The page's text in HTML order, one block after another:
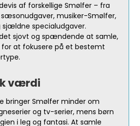
af forskellige Smølfer – fra
sæsonudgaver, musiker-Smølfer,
specialudgaver.
sjovt og spændende at samle,
at fokusere på et bestemt
værdi
bringer Smølfer minder om
og tv-serier, mens børn
i leg og fantasi. At samle